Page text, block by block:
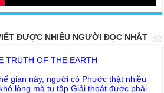
ĐƯỢC NHIỀU NGƯỜI ĐỌC NHẤT
TOP SECRET BUDDHA LEFT
TRUTH OF THE EARTH
gian này, người có Phước thật nhiều
?